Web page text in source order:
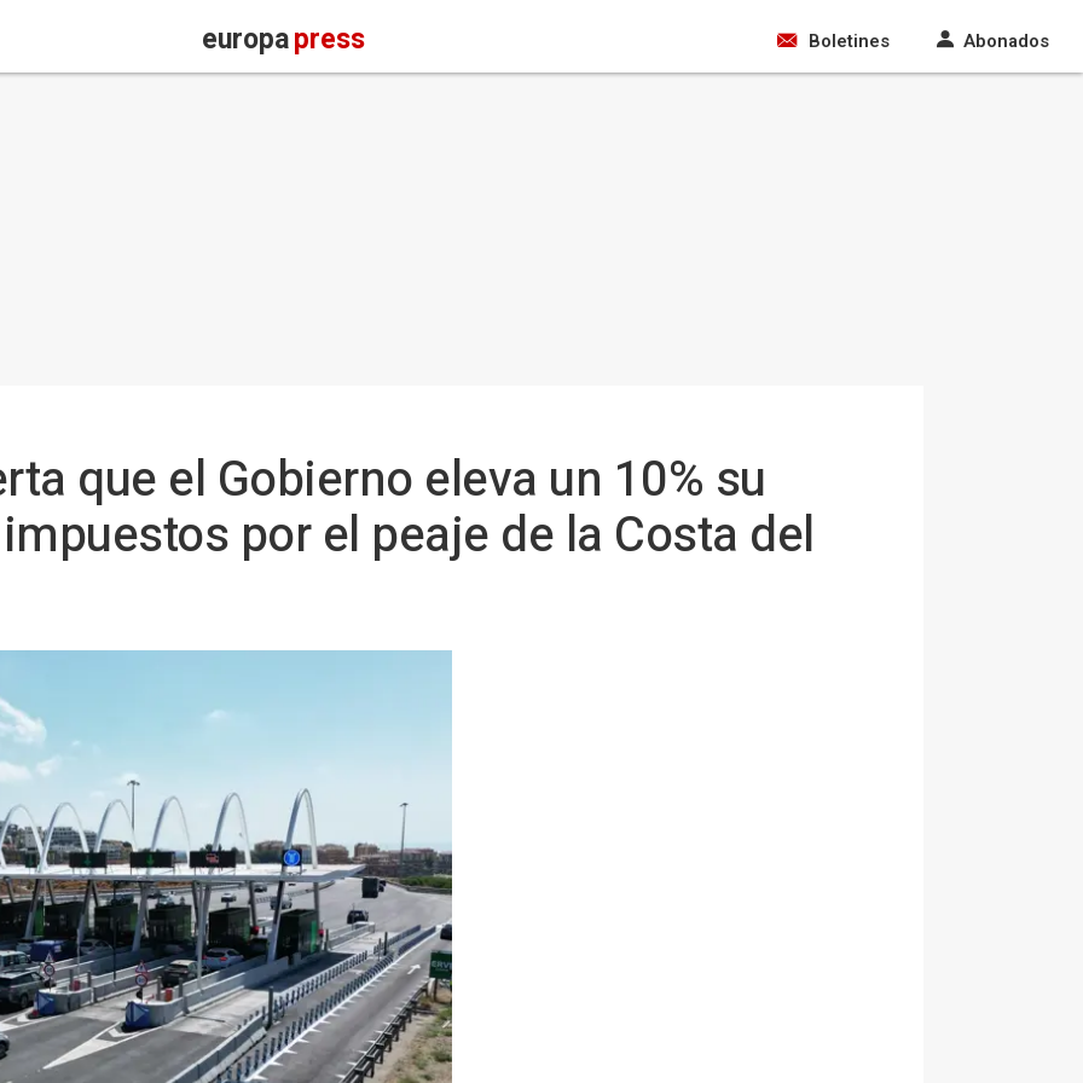
europapress Boletines Abonados
que el Gobierno eleva un 10% su
por el peaje de la Costa del